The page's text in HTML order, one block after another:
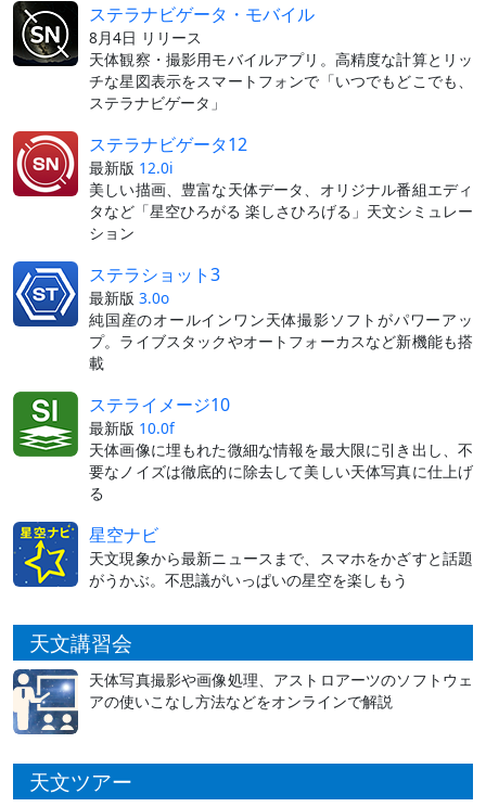
ステラナビゲータ・モバイル
8月4日 リリース
天体観察・撮影用モバイルアプリ。高精度な計算とリッ
チな星図表示をスマートフォンで「いつでもどこでも、
ステラナビゲータ」
ステラナビゲータ12
最新版 12.0i
美しい描画、豊富な天体データ、オリジナル番組エディ
タなど「星空ひろがる 楽しさひろげる」天文シミュレー
ション
ステラショット3
最新版 3.0o
純国産のオールインワン天体撮影ソフトがパワーアッ
プ。ライブスタックやオートフォーカスなど新機能も搭
載
ステライメージ10
最新版 10.0f
天体画像に埋もれた微細な情報を最大限に引き出し、不
要なノイズは徹底的に除去して美しい天体写真に仕上げ
る
星空ナビ
天文現象から最新ニュースまで、スマホをかざすと話題
がうかぶ。不思議がいっぱいの星空を楽しもう
天文講習会
天体写真撮影や画像処理、アストロアーツのソフトウェ
アの使いこなし方法などをオンラインで解説
天文ツアー